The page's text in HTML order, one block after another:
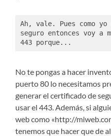
Ah, vale. Pues como
seguro entonces voy a
443 porque...
No te pongas a hacer
puerto 80 lo necesitamos
generar el certificado de
usar el 443. Además, si
web como «http://
tenemos que hacer que de